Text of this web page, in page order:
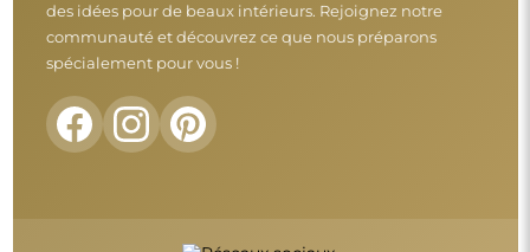
des idées pour de beaux intérieurs. Rejoignez notre
communauté et découvrez ce que nous préparons
spécialement pour vous !